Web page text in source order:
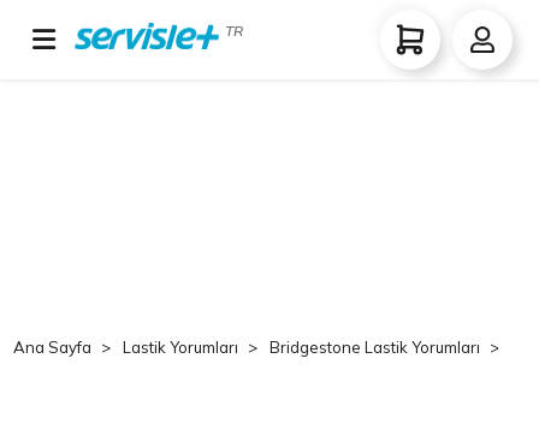
TR
Ana Sayfa Lastik Yorumları Bridgestone Lastik Yorumları